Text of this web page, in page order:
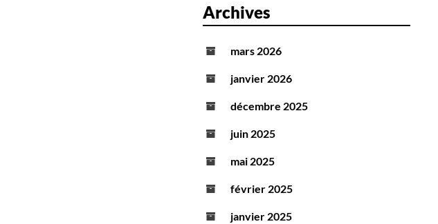
Archives
mars 2026
janvier 2026
décembre 2025
juin 2025
mai 2025
février 2025
janvier 2025